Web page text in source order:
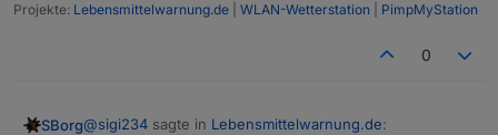
Projekte: Lebensmittelwarnung.de WLAN-Wetterstation PimpMyStation
0
SBorg@sigi234 sagte in Lebensmittelwarnung.de: